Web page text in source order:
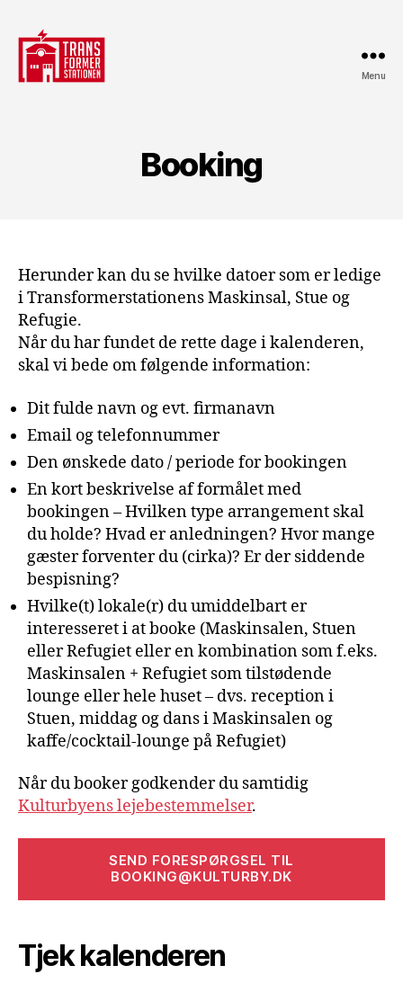
Menu
Booking
Herunder kan du se hvilke datoer som er ledige
i Transformerstationens Maskinsal, Stue og
Refugie.
Når du har fundet de rette dage i kalenderen,
skal vi bede om følgende information:
Dit fulde navn og evt. firmanavn
Email og telefonnummer
Den ønskede dato / periode for bookingen
En kort beskrivelse af formålet med
bookingen – Hvilken type arrangement skal
du holde? Hvad er anledningen? Hvor mange
gæster forventer du (cirka)? Er der siddende
bespisning?
Hvilke(t) lokale(r) du umiddelbart er
interesseret i at booke (Maskinsalen, Stuen
eller Refugiet eller en kombination som f.eks.
Maskinsalen + Refugiet som tilstødende
lounge eller hele huset – dvs. reception i
Stuen, middag og dans i Maskinsalen og
kaffe/cocktail-lounge på Refugiet)
Når du booker godkender du samtidig
Kulturbyens lejebestemmelser.
SEND FORESPØRGSEL TIL
BOOKING@KULTURBY.DK
Tjek kalenderen